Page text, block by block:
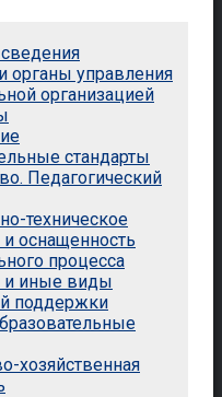
органы управления
организацией
стандарты
Педагогический
техническое
оснащенность
процесса
и иные виды
поддержки
хозяйственная